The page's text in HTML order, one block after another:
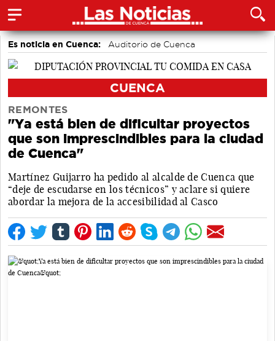
Es noticia en Cuenca: Auditorio de Cuenca
CUENCA
REMONTES
"Ya está bien de dificultar proyectos
que son imprescindibles para la ciudad
de Cuenca"
Martínez Guijarro ha pedido al alcalde de Cuenca que
“deje de escudarse en los técnicos” y aclare si quiere
abordar la mejora de la accesibilidad al Casco